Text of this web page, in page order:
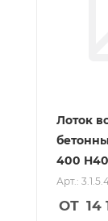
Лоток
400
Арт.:
ОТ 14